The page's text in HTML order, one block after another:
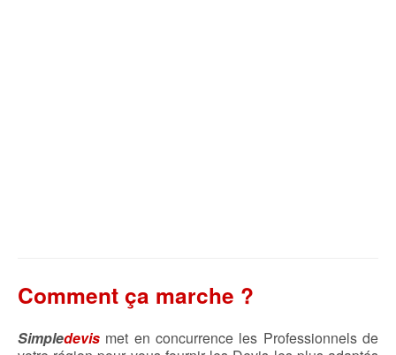
Comment ça marche ?
Simpledevis met en concurrence les Professionnels de